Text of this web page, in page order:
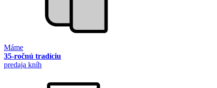
Máme
35-ročnú tradíciu
predaja kníh